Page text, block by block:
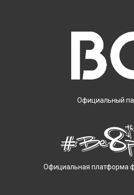
Официальный
Официальная платформа